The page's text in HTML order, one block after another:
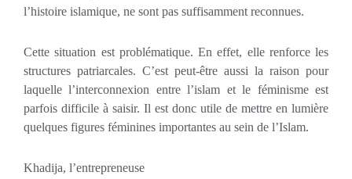
l’histoire islamique, ne sont pas suffisamment reconnues.
Cette situation est problématique. En effet, elle renforce les
structures patriarcales. C’est peut-être aussi la raison pour
laquelle l’interconnexion entre l’islam et le féminisme est
parfois difficile à saisir. Il est donc utile de mettre en lumière
quelques figures féminines importantes au sein de l’Islam.
Khadija, l’entrepreneuse